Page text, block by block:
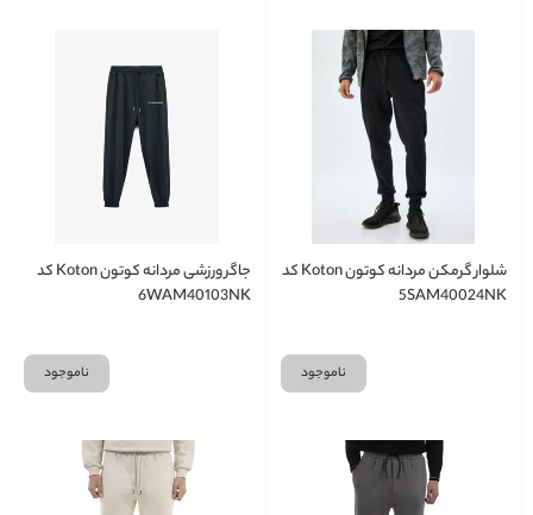
شلوار گرمکن مردانه کوتون Koton کد
5SAM40024NK
ناموجود
جاگر ورزشی مردانه کوتون Koton کد
6WAM40103NK
ناموجود